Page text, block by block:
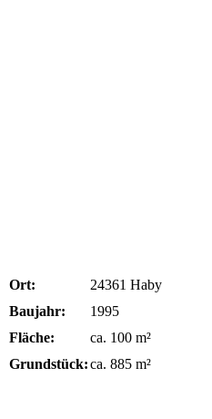
Ort:
24361 Haby
Baujahr:
1995
Fläche:
ca. 100 m²
Grundstück:ca. 885 m²